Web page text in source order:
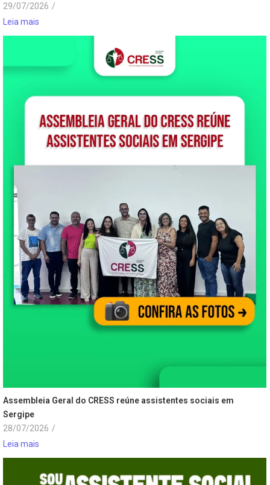
29/07/2026 /
Leia mais
Assembleia Geral do CRESS reúne assistentes sociais em
Sergipe
28/07/2026 /
Leia mais